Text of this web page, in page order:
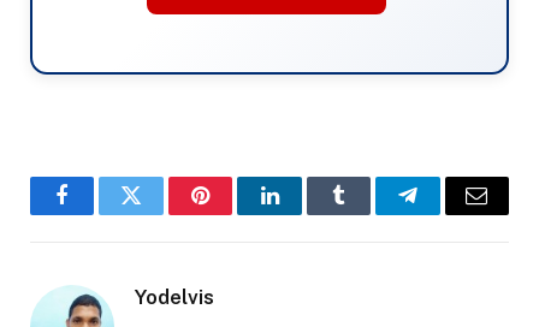
FacebookTwitter PinterestLinkedInTumblr TelegramEmail
Yodelvis